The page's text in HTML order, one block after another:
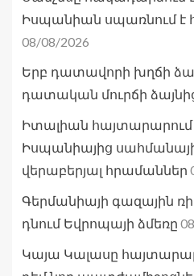
Իսպանիան սպառնում է
08/08/2026
Երբ դատավորի խղճի
դատական մուրճի
Իտալիան հայտարարում
Իսպանիայից
վերաբերյալ հրամաններ
Գերմանիայի գազային
դնում Եվրոպայի ձմեռը
Կայա Կալասը